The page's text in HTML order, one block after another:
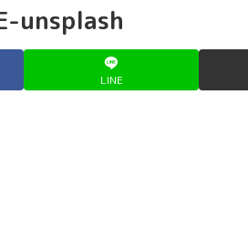
unsplash
LINE